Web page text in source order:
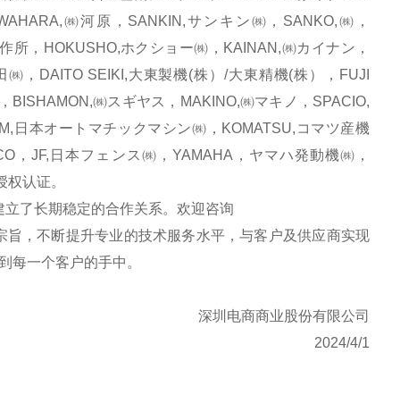
㈱河原，SANKIN,サンキン㈱，SANKO,㈱，
所，HOKUSHO,ホクショー㈱，KAINAN,㈱カイナン，
，DAITO SEIKI,大東製機(株）/大東精機(株），FUJI
㈱スギヤス，MAKINO,㈱マキノ，SPACIO,
日本オートマチックマシン㈱，KOMATSU,コマツ産機
，JF,日本フェンス㈱，YAMAHA，ヤマハ発動機㈱，
权认证。
了长期稳定的合作关系。欢迎咨询
，不断提升专业的技术服务水平，与客户及供应商实现
每一个客户的手中。
深圳电商商业股份有限公司
2024/4/1